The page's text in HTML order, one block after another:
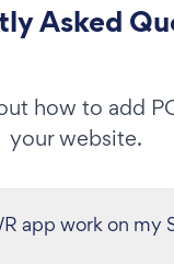
Asked
how to add
your website.
app work on my